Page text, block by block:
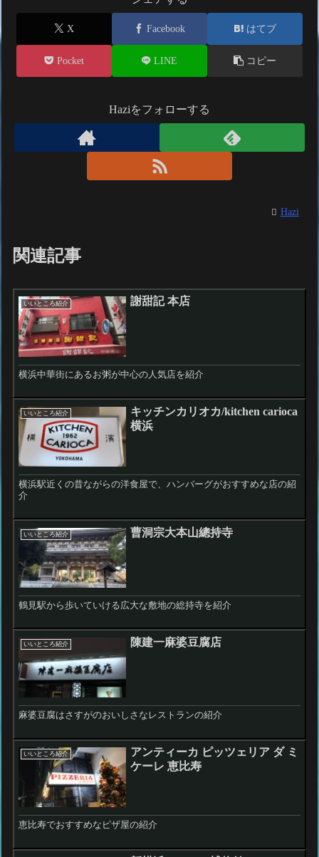
X Facebook はてブ
Pocket LINE コピー
Haziをフォローする
Hazi
関連記事
いいところ紹介 謝甜記 本店
横浜中華街にあるお粥が中心の人気店を紹介
いいところ紹介
キッチンカリオカ/kitchen carioca
横浜
横浜駅近くの昔ながらの洋食屋で、ハンバーグがおすすめな店の紹
介
いいところ紹介 曹洞宗大本山總持寺
鶴見駅から歩いていける広大な敷地の総持寺を紹介
いいところ紹介 陳建一麻婆豆腐店
麻婆豆腐はさすがのおいしさなレストランの紹介
いいところ紹介
アンティーカ ピッツェリア ダ ミ
ケーレ 恵比寿
恵比寿でおすすめなピザ屋の紹介